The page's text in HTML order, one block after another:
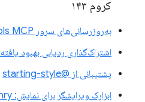
کروم ۱۴۳
به‌روزرسانی‌های سرور DevTools MCP
اشتراک‌گذاری ردیابی بهبود یافته
پشتیبانی از @starting-style
ابزارک ویرایشگر برای نمایش: masonry